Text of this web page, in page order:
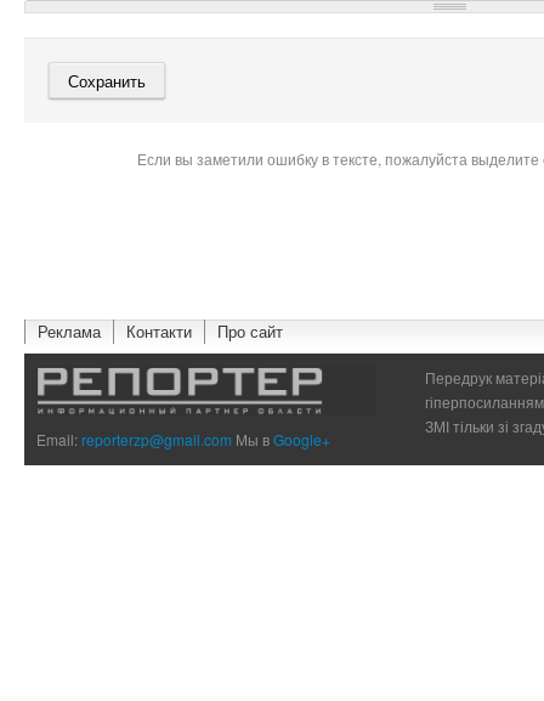
Если вы заметили ошибку в тексте, пожалуйста
Реклама Контакти Про сайт
Email:reporterzp@gmail.com Мы вGoogle+
Передрук
ЗМІ тільки зі